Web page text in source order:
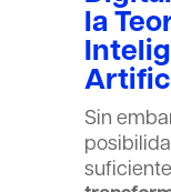
la
Sin